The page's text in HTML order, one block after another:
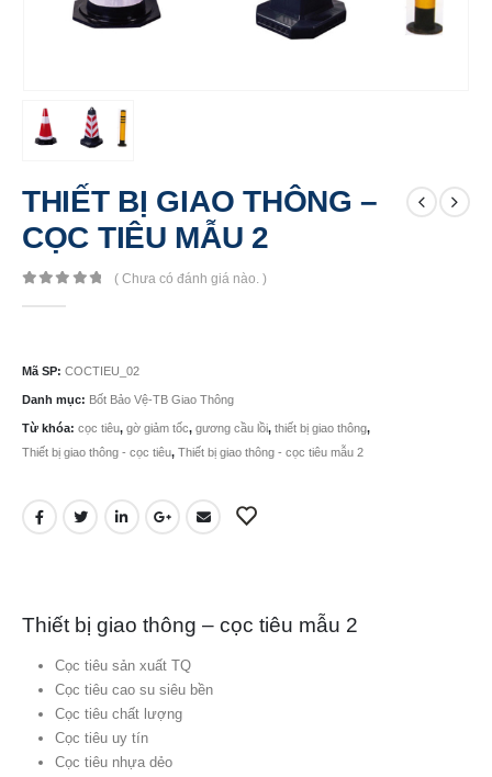
THIẾT BỊ GIAO THÔNG –
CỌC TIÊU MẪU 2
( Chưa có đánh giá nào. )
Mã SP: COCTIEU_02
Danh mục: Bốt Bảo Vệ-TB Giao Thông
Từ khóa: cọc tiêu, gờ giảm tốc, gương cầu lồi, thiết bị giao thông,
Thiết bị giao thông - cọc tiêu, Thiết bị giao thông - cọc tiêu mẫu 2
Thiết bị giao thông – cọc tiêu mẫu 2
Cọc tiêu sản xuất TQ
Cọc tiêu cao su siêu bền
Cọc tiêu chất lượng
Cọc tiêu uy tín
Cọc tiêu nhựa dẻo